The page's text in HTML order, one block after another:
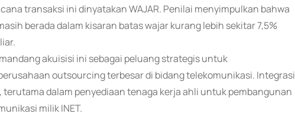
transaksi ini dinyatakan WAJAR. Penilai menyimpulkan bahwa
berada dalam kisaran batas wajar kurang lebih sekitar 7,5%
akuisisi ini sebagai peluang strategis untuk
outsourcing terbesar di bidang telekomunikasi. Integrasi
dalam penyediaan tenaga kerja ahli untuk pembangunan
milik INET.